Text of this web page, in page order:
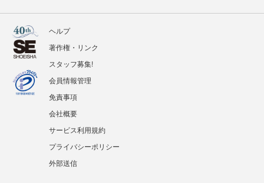
ヘルプ
著作権・リンク
スタッフ募集!
会員情報管理
免責事項
会社概要
サービス利用規約
プライバシーポリシー
外部送信